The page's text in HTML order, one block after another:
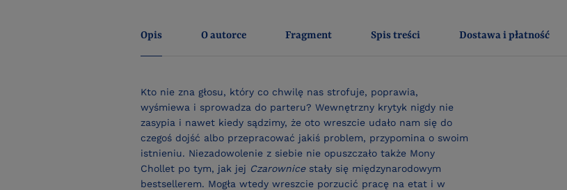
Opis O autorce Fragment Spis treści Dostawa i płatność
Kto nie zna głosu, który co chwilę nas strofuje, poprawia,
wyśmiewa i sprowadza do parteru? Wewnętrzny krytyk nigdy nie
zasypia i nawet kiedy sądzimy, że oto wreszcie udało nam się do
czegoś dojść albo przepracować jakiś problem, przypomina o swoim
istnieniu. Niezadowolenie z siebie nie opuszczało także Mony
Chollet po tym, jak jej Czarownicestały się międzynarodowym
bestsellerem. Mogła wtedy wreszcie porzucić pracę na etat i w